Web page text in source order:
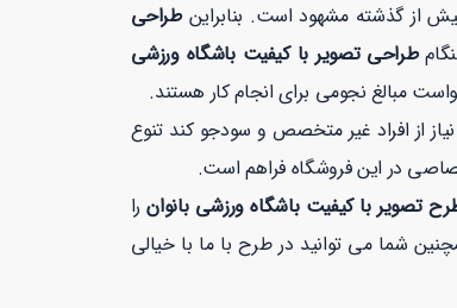
بیش از گذشته مشهود است. بنابراینطراحی
طراحی تصویر با کیفیت باشگاه ورزشی
مبالغ نجومی برای انجام کار هستند.
از افراد غیر متخصص و سودجو کند تنوع
در این فروشگاه فراهم است.
تصویر با کیفیت باشگاه ورزشی بانوان را
زمان نمی برد. همچنین شما می توانید در طرح با ما با خیالی